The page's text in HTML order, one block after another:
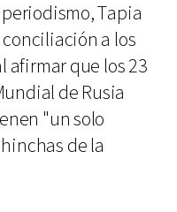
Tapia
a los
afirmar que los 23
de Rusia
"un solo
de la